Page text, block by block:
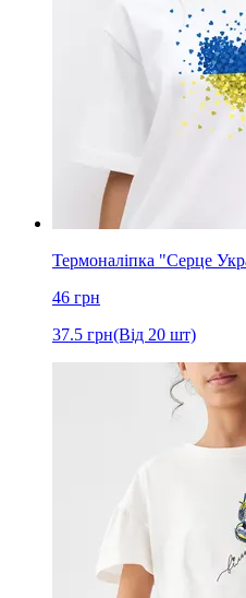
Термоналіпка "Серце
46 грн
37.5 грн(Від 20 шт)